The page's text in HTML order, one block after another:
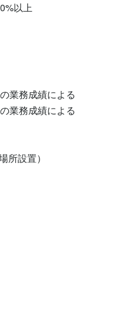
以上
業務成績による
業務成績による
設置）